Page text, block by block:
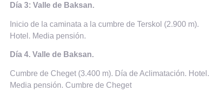
Día 3: Valle de Baksan.
Inicio de la caminata a la cumbre de Terskol (2.900 m).
Hotel. Media pensión.
Día 4. Valle de Baksan.
Cumbre de Cheget (3.400 m). Día de Aclimatación. Hotel.
Media pensión. Cumbre de Cheget